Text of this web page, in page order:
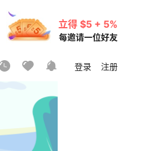
立得 $5 + 5%
每邀请一位好友
登录 注册